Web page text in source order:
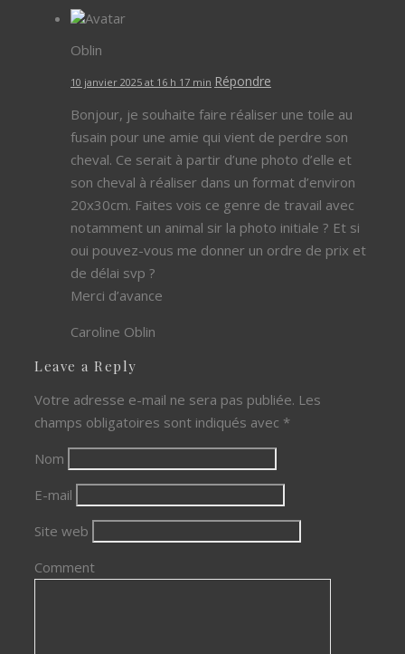
Oblin
10 janvier 2025 at 16 h 17 min Répondre
Bonjour, je souhaite faire réaliser une toile au
fusain pour une amie qui vient de perdre son
cheval. Ce serait à partir d’une photo d’elle et
son cheval à réaliser dans un format d’environ
20x30cm. Faites vois ce genre de travail avec
notamment un animal sir la photo initiale ? Et si
oui pouvez-vous me donner un ordre de prix et
de délai svp ?
Merci d’avance
Caroline Oblin
Leave a Reply
Votre adresse e-mail ne sera pas publiée. Les
champs obligatoires sont indiqués avec *
Nom
E-mail
Site web
Comment